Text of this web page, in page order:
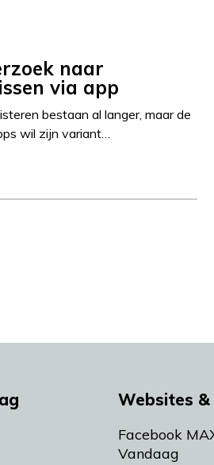
naar
via app
bestaan al langer, maar de
wil zijn variant…
Websites &
Facebook
Vandaag